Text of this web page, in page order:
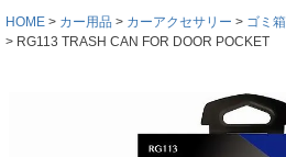
HOME
カー用品 カーアクセサリー ゴミ箱
RG113 TRASH CAN FOR DOOR POCKET